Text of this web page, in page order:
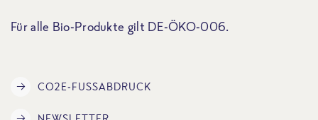
Für alle Bio-Produkte gilt DE-ÖKO-006.
CO2E-FUSSABDRUCK